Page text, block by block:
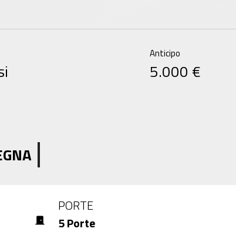
Anticipo
5.000 €
PORTE
door_front 5 Porte